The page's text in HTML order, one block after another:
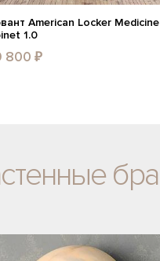
American Locker Medicine
1.0
800 ₽
бра